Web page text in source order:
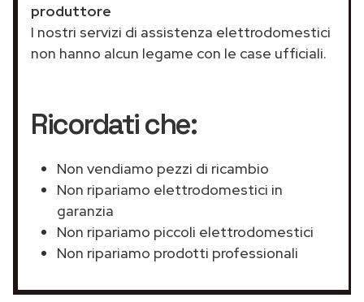
produttore
I nostri servizi di assistenza elettrodomestici
non hanno alcun legame con le case ufficiali.
Ricordati che:
Non vendiamo pezzi di ricambio
Non ripariamo elettrodomestici in
garanzia
Non ripariamo piccoli elettrodomestici
Non ripariamo prodotti professionali